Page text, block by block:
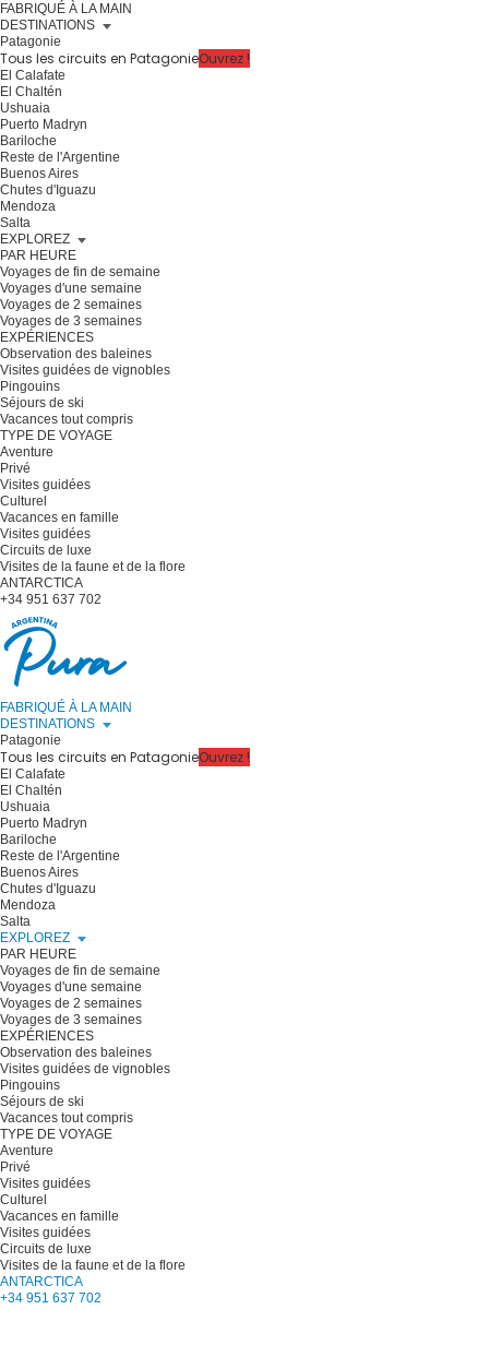
FABRIQUÉ À LA MAIN
DESTINATIONS
Patagonie
Tous les circuits en PatagonieOuvrez !
El Calafate
El Chaltén
Ushuaia
Puerto Madryn
Bariloche
Reste de l'Argentine
Buenos Aires
Chutes d'Iguazu
Mendoza
Salta
EXPLOREZ
PAR HEURE
Voyages de fin de semaine
Voyages d'une semaine
Voyages de 2 semaines
Voyages de 3 semaines
EXPÉRIENCES
Observation des baleines
Visites guidées de vignobles
Pingouins
Séjours de ski
Vacances tout compris
TYPE DE VOYAGE
Aventure
Privé
Visites guidées
Culturel
Vacances en famille
Visites guidées
Circuits de luxe
Visites de la faune et de la flore
ANTARCTICA
+34 951 637 702
FABRIQUÉ À LA MAIN
DESTINATIONS
Patagonie
Tous les circuits en PatagonieOuvrez !
El Calafate
El Chaltén
Ushuaia
Puerto Madryn
Bariloche
Reste de l'Argentine
Buenos Aires
Chutes d'Iguazu
Mendoza
Salta
EXPLOREZ
PAR HEURE
Voyages de fin de semaine
Voyages d'une semaine
Voyages de 2 semaines
Voyages de 3 semaines
EXPÉRIENCES
Observation des baleines
Visites guidées de vignobles
Pingouins
Séjours de ski
Vacances tout compris
TYPE DE VOYAGE
Aventure
Privé
Visites guidées
Culturel
Vacances en famille
Visites guidées
Circuits de luxe
Visites de la faune et de la flore
ANTARCTICA
+34 951 637 702